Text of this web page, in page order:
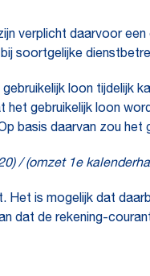
verplicht daarvoor
soortgelijke
loon tijdelijk
gebruikelijk loon
basis daarvan zou
/ (omzet 1e
is mogelijk dat
dat de rekening-